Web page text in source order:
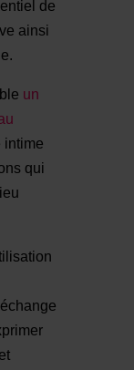
de
ainsi
un
intime
qui